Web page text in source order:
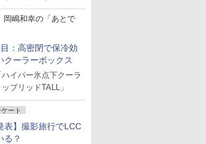
岡嶋和幸の「あとで
：高密閉で保冷効
クーラーボックス
ハイパー氷点下クーラ
プリッドTALL」
ート
表】撮影旅行でLCC
る？